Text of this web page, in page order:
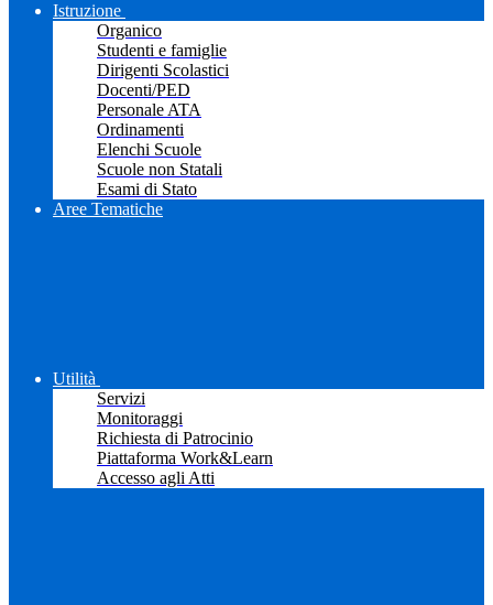
Istruzione
Organico
Studenti e famiglie
Dirigenti Scolastici
Docenti/PED
Personale ATA
Ordinamenti
Elenchi Scuole
Scuole non Statali
Esami di Stato
Aree Tematiche
Utilità
Servizi
Monitoraggi
Richiesta di Patrocinio
Piattaforma Work&Learn
Accesso agli Atti